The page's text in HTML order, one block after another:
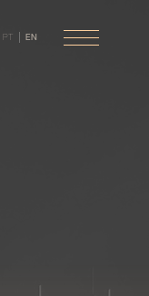
PT EN